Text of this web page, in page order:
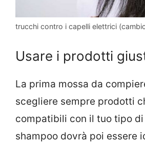
trucchi contro i capelli elettrici
Usare i prodotti
La prima mossa da
scegliere sempre prodotti
compatibili con il tuo tipo
shampoo dovrà poi essere